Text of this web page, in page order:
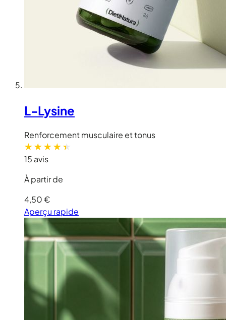
L-Lysine
Renforcement musculaire et tonus
15 avis
À partir de
4,50 €
Aperçu rapide